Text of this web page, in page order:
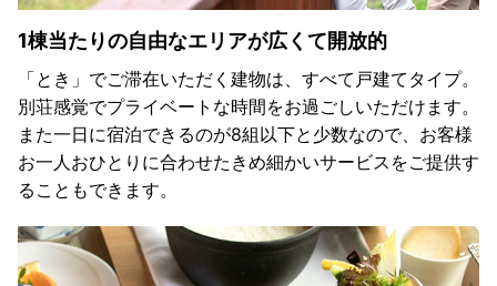
1棟当たりの自由なエリアが広くて開放的
「とき」でご滞在いただく建物は、すべて戸建てタイプ。
別荘感覚でプライベートな時間をお過ごしいただけます。
また一日に宿泊できるのが8組以下と少数なので、お客様
お一人おひとりに合わせたきめ細かいサービスをご提供す
ることもできます。